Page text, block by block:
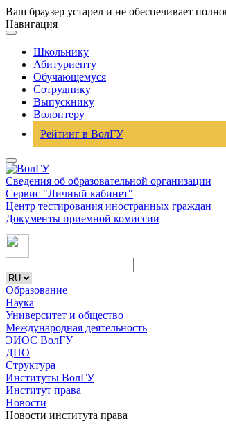
Ваш браузер устарел и не обеспечивает
Навигация
Школьнику
Абитуриенту
Обучающемуся
Сотруднику
Выпускнику
Волонтеру
Рейтинг в ВолГУ
Сведения об образовательной организации
Сервис "Личный кабинет"
Центр тестирования иностранных граждан
Документы приемной комиссии
Образование
Наука
Университет и общество
Международная деятельность
ЭИОС ВолГУ
ДПО
Структура
Институты ВолГУ
Институт права
Новости
Новости института права